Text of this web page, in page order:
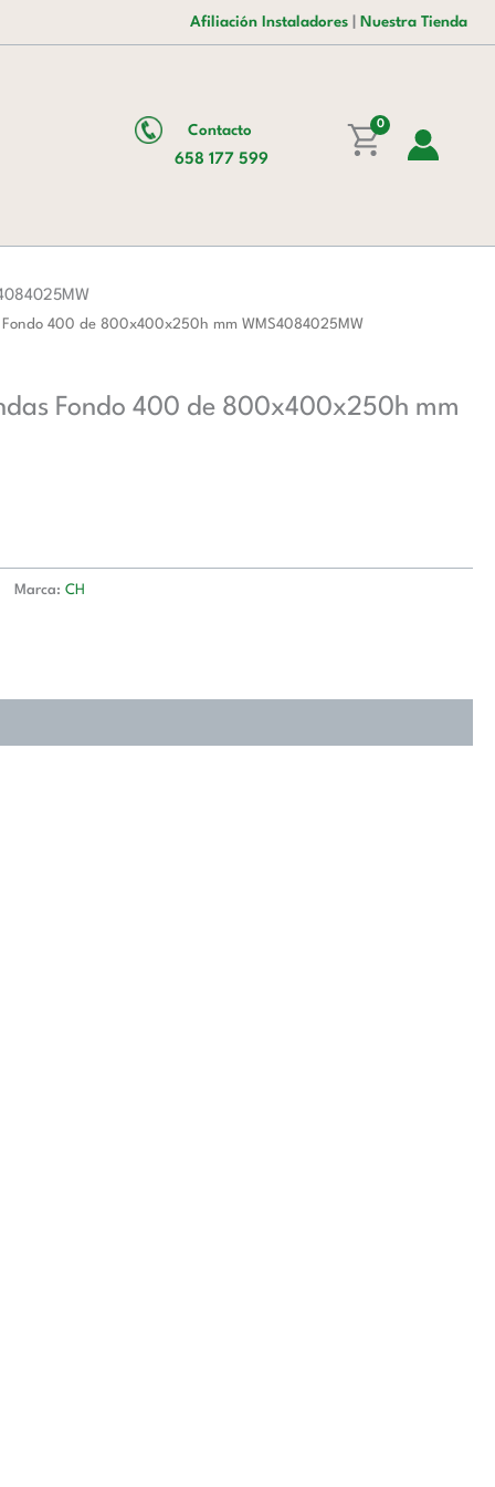
Afiliación Instaladores Nuestra Tienda
Contacto
658 177 599
0
400 de 800x400x250h mm WMS4084025MW
Fondo 400 de 800x400x250h mm
Marca:CH
400